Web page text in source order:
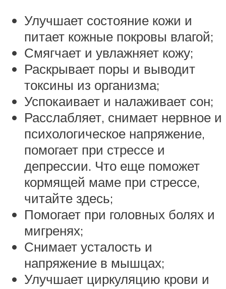
Улучшает состояние кожи и
питает кожные покровы влагой;
Смягчает и увлажняет кожу;
Раскрывает поры и выводит
токсины из организма;
Успокаивает и налаживает сон;
Расслабляет, снимает нервное и
психологическое напряжение,
помогает при стрессе и
депрессии. Что еще поможет
кормящей маме при стрессе,
читайте здесь;
Помогает при головных болях и
мигренях;
Снимает усталость и
напряжение в мышцах;
Улучшает циркуляцию крови и